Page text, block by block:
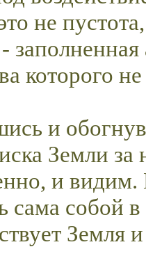
не
которого
и
Земли
и видим.
сама собой
Земля